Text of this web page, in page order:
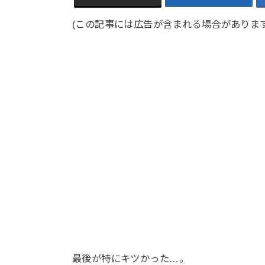
(この記事には広告が含まれる場合がありま
最後が特にキツかった…。